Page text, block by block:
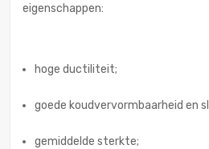
eigenschappen:
hoge ductiliteit;
goede koudvervormbaarheid en
gemiddelde sterkte;